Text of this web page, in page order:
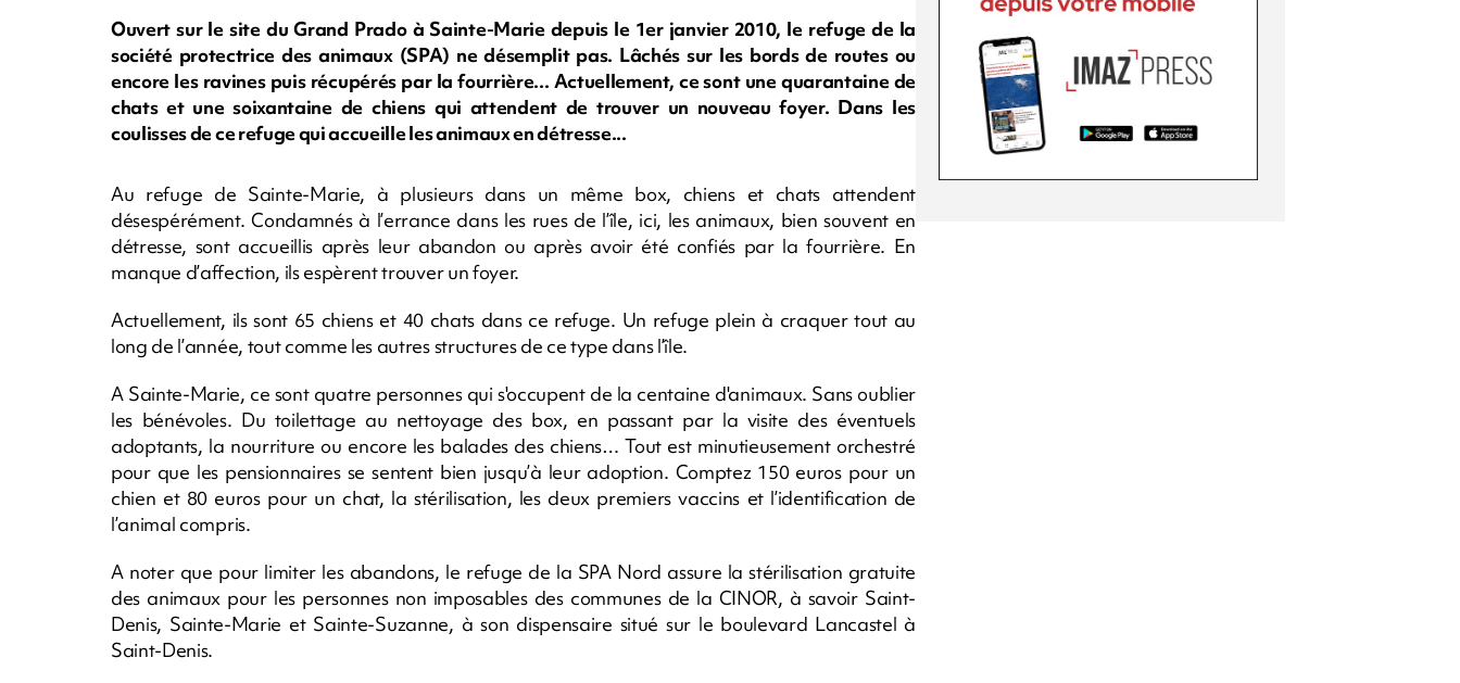
Ouvert sur le site du Grand Prado à Sainte-Marie depuis le 1er janvier 2010, le refuge de la
société protectrice des animaux (SPA) ne désemplit pas. Lâchés sur les bords de routes ou
encore les ravines puis récupérés par la fourrière... Actuellement, ce sont une quarantaine de
chats et une soixantaine de chiens qui attendent de trouver un nouveau foyer. Dans les
coulisses de ce refuge qui accueille les animaux en détresse...
Au refuge de Sainte-Marie, à plusieurs dans un même box, chiens et chats attendent
désespérément. Condamnés à l’errance dans les rues de l’île, ici, les animaux, bien souvent en
détresse, sont accueillis après leur abandon ou après avoir été confiés par la fourrière. En
manque d’affection, ils espèrent trouver un foyer.
Actuellement, ils sont 65 chiens et 40 chats dans ce refuge. Un refuge plein à craquer tout au
long de l’année, tout comme les autres structures de ce type dans l’île.
A Sainte-Marie, ce sont quatre personnes qui s'occupent de la centaine d'animaux. Sans oublier
les bénévoles. Du toilettage au nettoyage des box, en passant par la visite des éventuels
adoptants, la nourriture ou encore les balades des chiens… Tout est minutieusement orchestré
pour que les pensionnaires se sentent bien jusqu’à leur adoption. Comptez 150 euros pour un
chien et 80 euros pour un chat, la stérilisation, les deux premiers vaccins et l’identification de
l’animal compris.
A noter que pour limiter les abandons, le refuge de la SPA Nord assure la stérilisation gratuite
des animaux pour les personnes non imposables des communes de la CINOR, à savoir Saint-
Denis, Sainte-Marie et Sainte-Suzanne, à son dispensaire situé sur le boulevard Lancastel à
Saint-Denis.